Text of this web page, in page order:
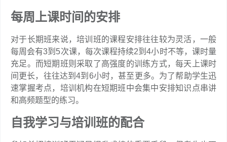
每周上课时间的安排
对于长期班来说，培训班的课程安排往往较为灵活，一般
每周会有3到5次课，每次课程持续2到4小时不等，课时量
充足。而短期班则采取了高强度的训练方式，每天上课时
间更长，往往达到4到6小时，甚至更多。为了帮助学生迅
速掌握考点，培训机构在短期班中会集中安排知识点串讲
和高频题型的练习。
自我学习与培训班的配合